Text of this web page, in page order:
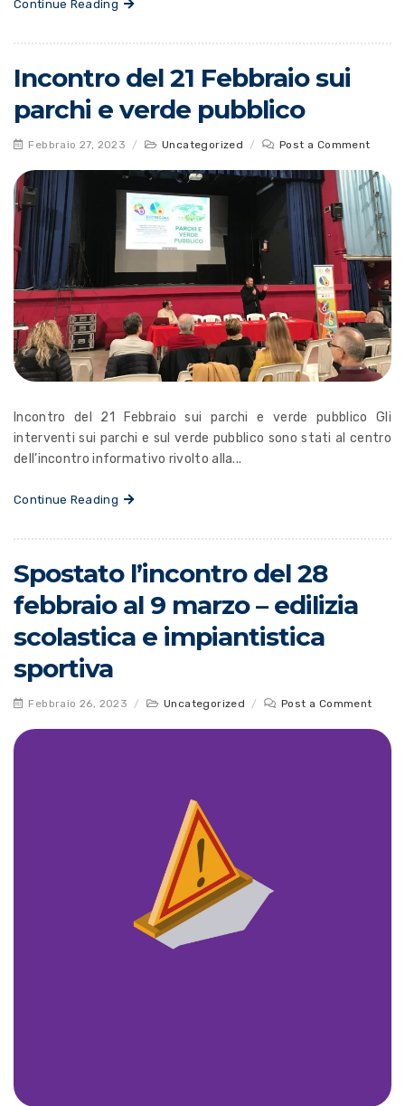
Continue Reading
Incontro del 21 Febbraio sui
parchi e verde pubblico
Febbraio 27, 2023 / Uncategorized / Post a Comment
Incontro del 21 Febbraio sui parchi e verde pubblico Gli
interventi sui parchi e sul verde pubblico sono stati al centro
dell’incontro informativo rivolto alla...
Continue Reading
Spostato l’incontro del 28
febbraio al 9 marzo – edilizia
scolastica e impiantistica
sportiva
Febbraio 26, 2023 / Uncategorized / Post a Comment